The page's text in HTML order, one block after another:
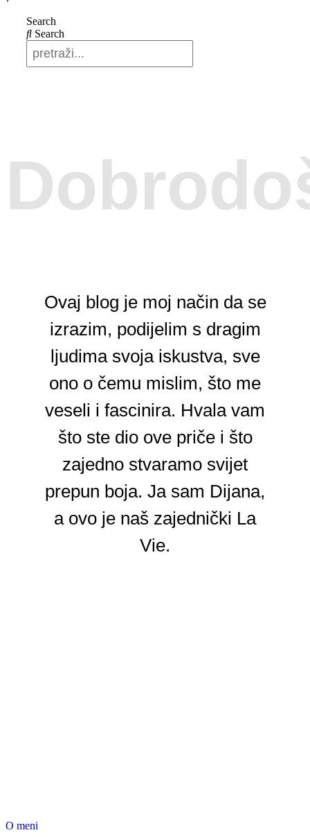
Search
Search
Ovaj blog je moj način da se
izrazim, podijelim s dragim
ljudima svoja iskustva, sve
ono o čemu mislim, što me
veseli i fascinira. Hvala vam
što ste dio ove priče i što
zajedno stvaramo svijet
prepun boja. Ja sam Dijana,
a ovo je naš zajednički La
Vie.
O meni